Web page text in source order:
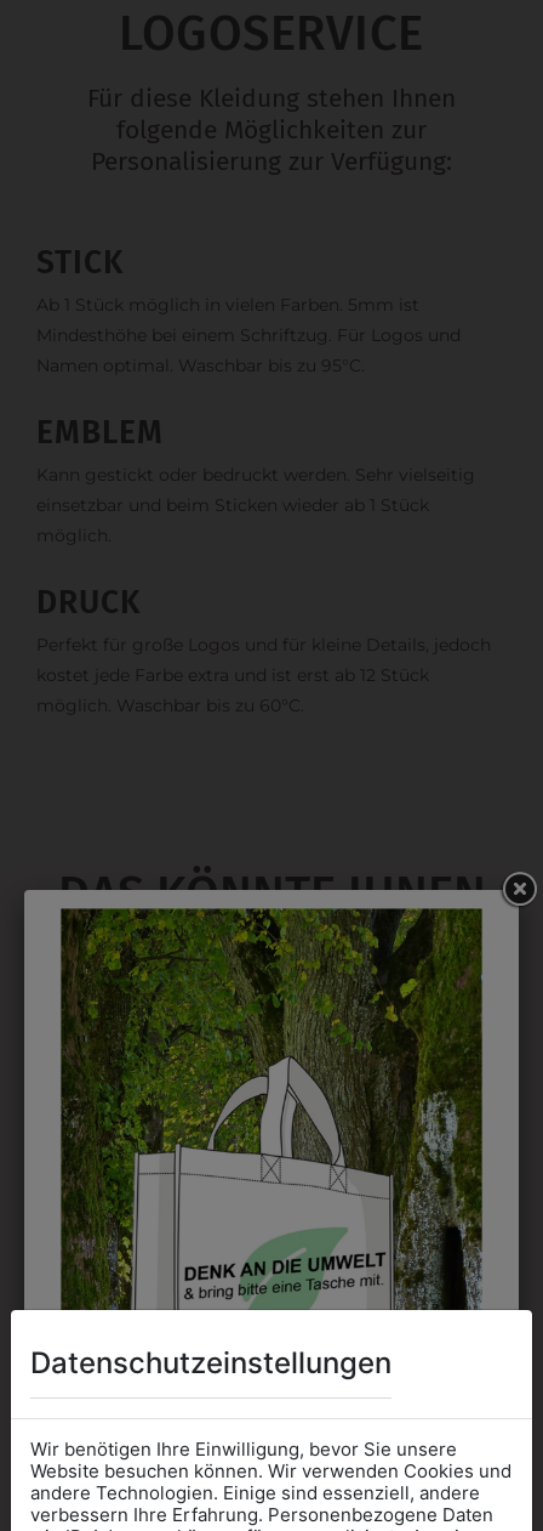
LOGOSERVICE
Für diese Kleidung stehen Ihnen
folgende Möglichkeiten zur
Personalisierung zur Verfügung:
STICK
Ab 1 Stück möglich in vielen Farben. 5mm ist
Mindesthöhe bei einem Schriftzug. Für Logos und
Namen optimal. Waschbar bis zu 95°C.
EMBLEM
Kann gestickt oder bedruckt werden. Sehr vielseitig
einsetzbar und beim Sticken wieder ab 1 Stück
möglich.
DRUCK
Perfekt für große Logos und für kleine Details, jedoch
kostet jede Farbe extra und ist erst ab 12 Stück
möglich. Waschbar bis zu 60°C.
DAS KÖNNTE IHNEN
AUCH GEFALLEN
DAMENJACKE 2-
KNOPF
€ 159,90
DAMENJACKE 2-
KNOPF
€ 159,90
Datenschutzeinstellungen
Wir benötigen Ihre Einwilligung, bevor Sie unsere
Website besuchen können. Wir verwenden Cookies und
andere Technologien. Einige sind essenziell, andere
verbessern Ihre Erfahrung. Personenbezogene Daten